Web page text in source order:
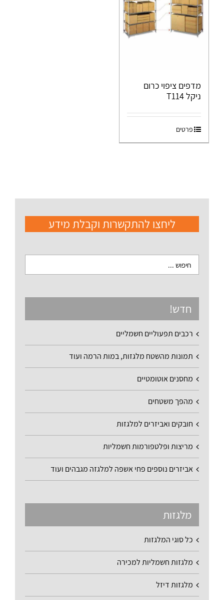
מדפים ציפוי כרום
ניקל T114
פרטים
ליחצו להתקשרות וקבלת מידע
חדש!
רכבים תפעוליים חשמליים
תמונות מהשטח מלגזות, במות הרמה ועוד
מחסנים אוטומטיים
מהפך משטחים
חובקים ואביזרים למלגזות
מריצות ופלטפורמות חשמליות
אביזרים נוספים פחי אשפה למלגזה מגבהים ועוד
מלגזות
כל סוגי המלגזות
מלגזות חשמליות למכירה
מלגזות דיזל